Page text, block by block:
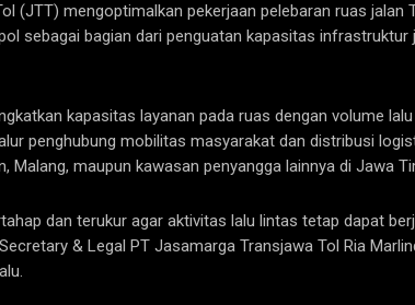
(JTT) mengoptimalkan pekerjaan pelebaran ruas jalan
sebagai bagian dari penguatan kapasitas infrastruktur
kapasitas layanan pada ruas dengan volume
penghubung mobilitas masyarakat dan distribusi
Malang, maupun kawasan penyangga lainnya di Jawa
dan terukur agar aktivitas lalu lintas tetap dapat
& Legal PT Jasamarga Transjawa Tol Ria